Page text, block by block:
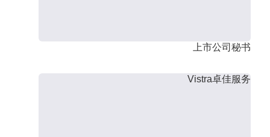
上市公司秘书
Vistra卓佳服务